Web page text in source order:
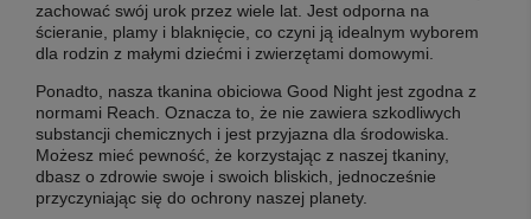
zachować swój urok przez wiele lat. Jest odporna na
ścieranie, plamy i blaknięcie, co czyni ją idealnym wyborem
dla rodzin z małymi dziećmi i zwierzętami domowymi.
Ponadto, nasza tkanina obiciowa Good Night jest zgodna z
normami Reach. Oznacza to, że nie zawiera szkodliwych
substancji chemicznych i jest przyjazna dla środowiska.
Możesz mieć pewność, że korzystając z naszej tkaniny,
dbasz o zdrowie swoje i swoich bliskich, jednocześnie
przyczyniając się do ochrony naszej planety.